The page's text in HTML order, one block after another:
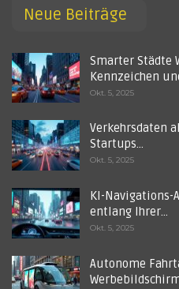
Neue Beiträge
Smarter Städte
Kennzeichen
Okt. 5, 2025
Verkehrsdaten
Startups…
Okt. 5, 2025
KI-Navigations-
entlang Ihrer…
Okt. 5, 2025
Autonome